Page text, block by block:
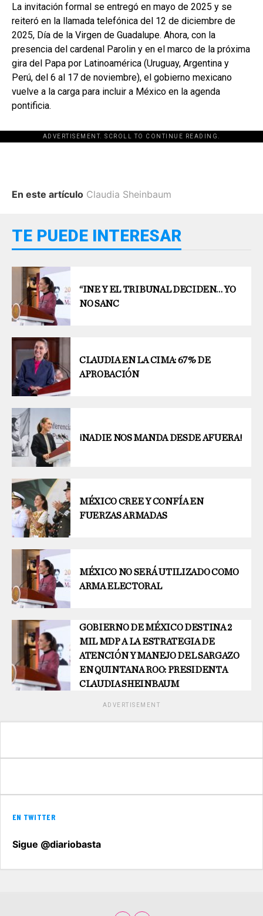
La invitación formal se entregó en mayo de 2025 y se
reiteró en la llamada telefónica del 12 de diciembre de
2025, Día de la Virgen de Guadalupe. Ahora, con la
presencia del cardenal Parolin y en el marco de la próxima
gira del Papa por Latinoamérica (Uruguay, Argentina y
Perú, del 6 al 17 de noviembre), el gobierno mexicano
vuelve a la carga para incluir a México en la agenda
pontificia.
ADVERTISEMENT. SCROLL TO CONTINUE READING.
En este artículo Claudia Sheinbaum
TE PUEDE INTERESAR
“INE Y EL TRIBUNAL DECIDEN… YO
NO SANC
CLAUDIA EN LA CIMA: 67% DE
APROBACIÓN
¡NADIE NOS MANDA DESDE AFUERA!
MÉXICO CREE Y CONFÍA EN
FUERZAS ARMADAS
MÉXICO NO SERÁ UTILIZADO COMO
ARMA ELECTORAL
GOBIERNO DE MÉXICO DESTINA 2
MIL MDP A LA ESTRATEGIA DE
ATENCIÓN Y MANEJO DEL SARGAZO
EN QUINTANA ROO: PRESIDENTA
CLAUDIA SHEINBAUM
ADVERTISEMENT
EN TWITTER
Sigue @diariobasta